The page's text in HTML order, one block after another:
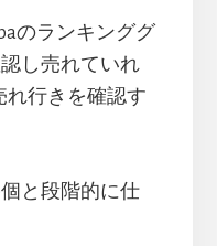
のランキンググ
し売れていれ
れ行きを確認す
と段階的に仕